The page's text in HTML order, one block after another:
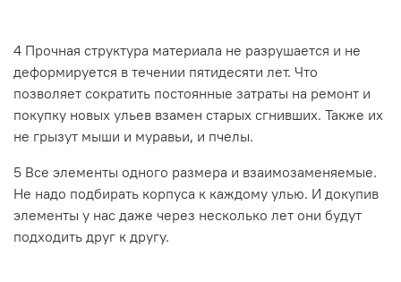
4 Прочная структура материала не разрушается и не
деформируется в течении пятидесяти лет. Что
позволяет сократить постоянные затраты на ремонт и
покупку новых ульев взамен старых сгнивших. Также их
не грызут мыши и муравьи, и пчелы.
5 Все элементы одного размера и взаимозаменяемые.
Не надо подбирать корпуса к каждому улью. И докупив
элементы у нас даже через несколько лет они будут
подходить друг к другу.